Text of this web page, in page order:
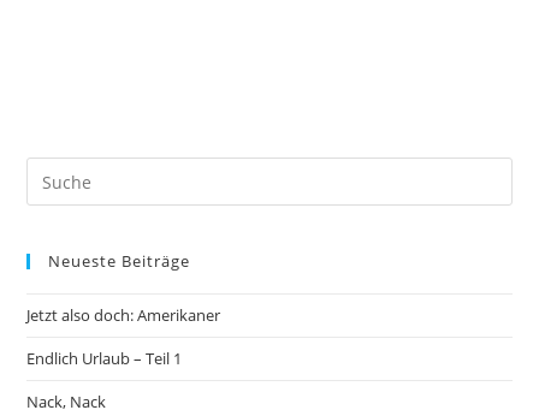
Neueste Beiträge
Jetzt also doch: Amerikaner
Endlich Urlaub – Teil 1
Nack, Nack